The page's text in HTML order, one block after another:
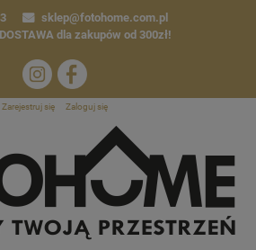
sklep@fotohome.com.pl
dla zakupów od 300zł!
Zarejestruj się Zaloguj się